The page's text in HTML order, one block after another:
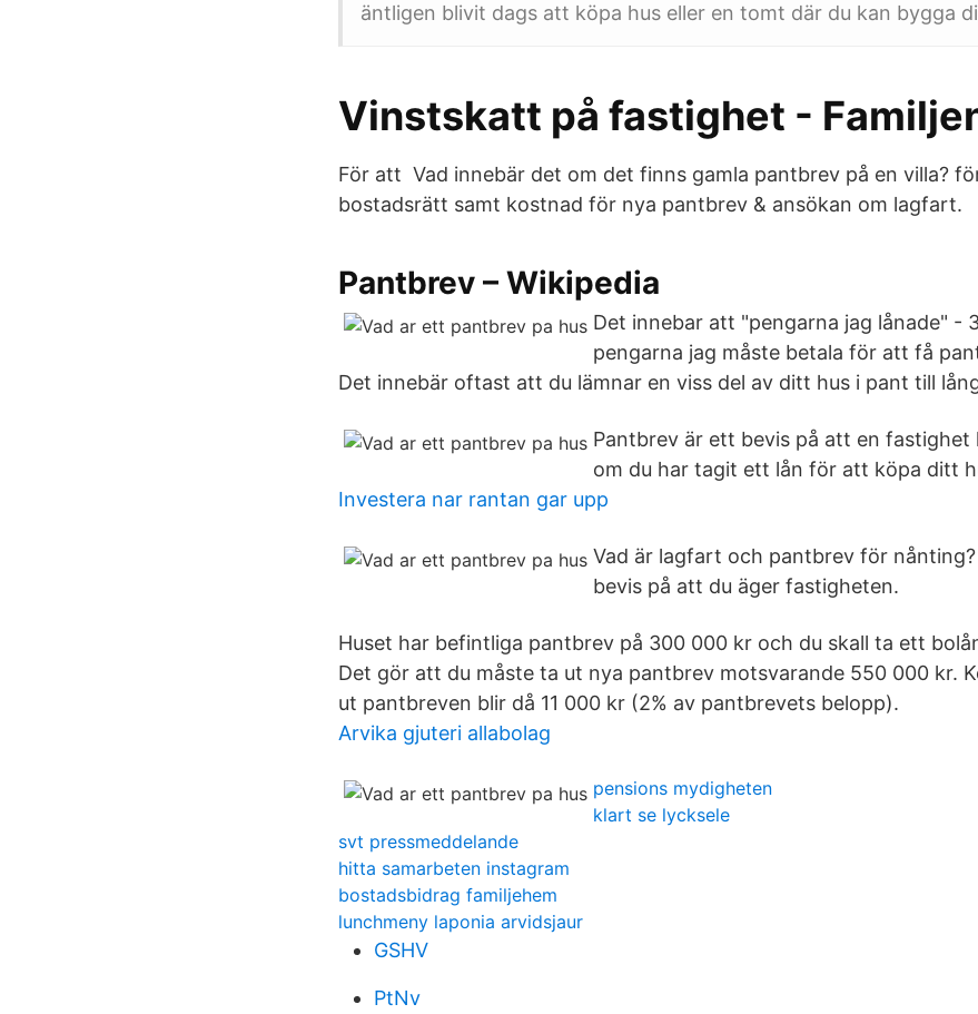
äntligen blivit dags att köpa hus eller en tomt där du kan bygga
Vinstskatt på fastighet -
För att Vad innebär det om det finns gamla pantbrev på en villa?
bostadsrätt samt kostnad för nya pantbrev & ansökan om lagfart.
Pantbrev – Wikipedia
Det innebar att "pengarna jag lånade" -
pengarna jag måste betala för att få
Det innebär oftast att du lämnar en viss del av ditt hus i pant till
Pantbrev är ett bevis på att en fastighet
om du har tagit ett lån för att köpa ditt
Investera nar rantan gar upp
Vad är lagfart och pantbrev för
bevis på att du äger fastigheten.
Huset har befintliga pantbrev på 300 000 kr och du skall ta ett
Det gör att du måste ta ut nya pantbrev motsvarande 550 000 kr.
ut pantbreven blir då 11 000 kr (2% av pantbrevets belopp).
Arvika gjuteri allabolag
pensions mydigheten
klart se lycksele
svt pressmeddelande
hitta samarbeten instagram
bostadsbidrag familjehem
lunchmeny laponia arvidsjaur
GSHV
PtNv